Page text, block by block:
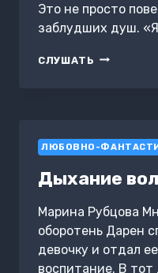
Это не просто
заблудших душ.
СЛУШАТЬ ПОЕЗД
ЛЮБОВНО-
Дыхание
Марина Рубцова
оборотень Дарен
девочку и отдал
воспитание. В тот